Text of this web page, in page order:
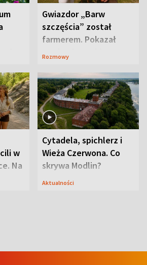
Gwiazdor „Barw
szczęścia” został
farmerem. Pokazał
swoje niezwykłe
Rozmowy
w
Na
Cytadela, spichlerz i
Wieża Czerwona. Co
skrywa Modlin?
Aktualności